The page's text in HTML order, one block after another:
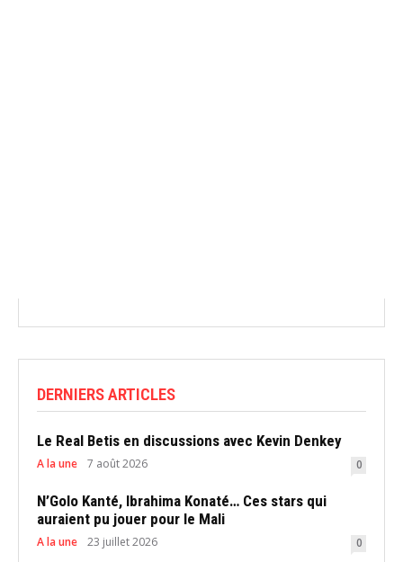
DERNIERS ARTICLES
Le Real Betis en discussions avec Kevin Denkey
A la une 7 août 2026 0
N’Golo Kanté, Ibrahima Konaté… Ces stars qui
auraient pu jouer pour le Mali
A la une 23 juillet 2026 0